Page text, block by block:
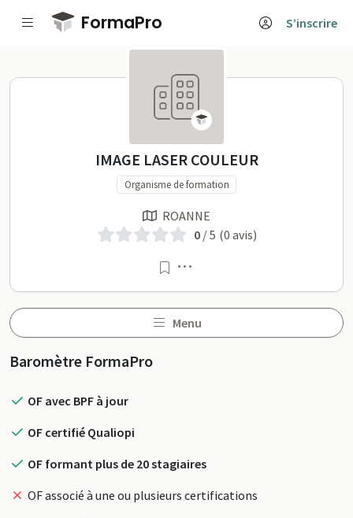
Passer au contenu principal
FormaPro S’inscrire
IMAGE LASER COULEUR
IMAGE LASER COULEUR
Organisme de formation
ROANNE
0/ 5 (0 avis)
Menu
Profil
Baromètre FormaPro
OF avec BPF à jour
OF certifié Qualiopi
OF formant plus de 20 stagiaires
OF associé à une ou plusieurs certifications